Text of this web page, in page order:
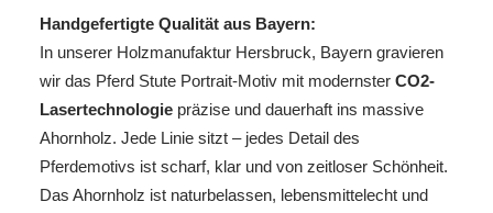
Handgefertigte Qualität aus Bayern:
In unserer Holzmanufaktur Hersbruck, Bayern gravieren
wir das Pferd Stute Portrait-Motiv mit modernster CO2-
Lasertechnologie präzise und dauerhaft ins massive
Ahornholz. Jede Linie sitzt – jedes Detail des
Pferdemotivs ist scharf, klar und von zeitloser Schönheit.
Das Ahornholz ist naturbelassen, lebensmittelecht und